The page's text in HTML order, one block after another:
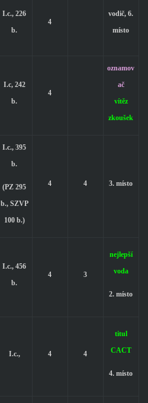
I.c., 226
b.
4
vodič, 6.
místo
I.c, 242
b.
4
oznamov
ač
vítěz
zkoušek
I.c., 395
b.
(PZ 295
b., SZVP
100 b.)
4 4 3. místo
I.c., 456
b.
4 3
nejlepší
voda
2. místo
I.c., 4 4
titul
CACT
4. místo